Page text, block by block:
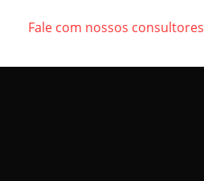
Fale com nossos consultores